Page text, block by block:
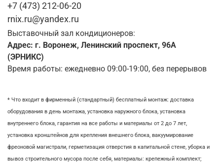
+7 (473) 212-06-20
rnix.ru@yandex.ru
Выставочный зал кондиционеров:
Адрес: г. Воронеж, Ленинский проспект, 96А
(ЭРНИКС)
Время работы: ежедневно 09:00-19:00, без перерывов
* Что входит в фирменный (стандартный) бесплатный монтаж: доставка
оборудования в день монтажа, установка наружного блока, установка
внутреннего блока, гарантия на все работы и материалы от 2 до 7 лет,
установка кронштейнов для крепления внешнего блока, вакуумирование
фреоновой магистрали, герметизация отверстия в капитальной стене, уборка и
вывоз строительного мусора после себя, материалы: крепежный комплект;